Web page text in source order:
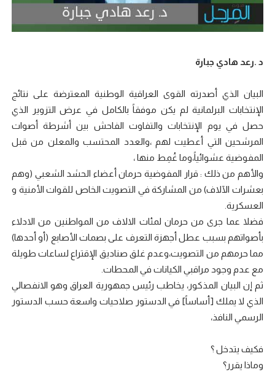
د .رعد هادي جبارة
البيان الذي أصدرته القوى العراقية الوطنية المعترضة على نتائج
الإنتخابات البرلمانية لم يكن موفقاً بالكامل في عرض التزوير الذي
حصل في يوم الإنتخابات والتفاوت الفاحش بين أشرطة أصوات
المرشحين التي أعطيت لهم ،والعدد المحتسب والمعلن من قبل
المفوضية عشوائياً،وما غُمِط منها ،
والأهم من ذلك : قرار المفوضية حرمان أعضاء الحشد الشعبي (وهم
بعشرات الآلاف) من المشاركة في التصويت الخاص للقوات الأمنية و
العسكرية.
فضلا عما جرى من حرمان لمئات الالاف من المواطنين من الادلاء
بأصواتهم بسبب عطل أجهزة التعرف على بصمات الأصابع (أو أحدها)
مما حرمهم من التصويت،وعدم غلق صناديق الإقتراع لساعات طويلة
مع عدم وجود مراقبي الكيانات في المحطات.
ثم إن البيان المذكور، يخاطب رئيس جمهورية العراق وهو الانفصالي
الذي لا يملك [أساساً] في الدستور صلاحيات واسعة حسب الدستور
الرسمي النافذ،
فكيف يتدخل ؟
وماذا يقرر؟